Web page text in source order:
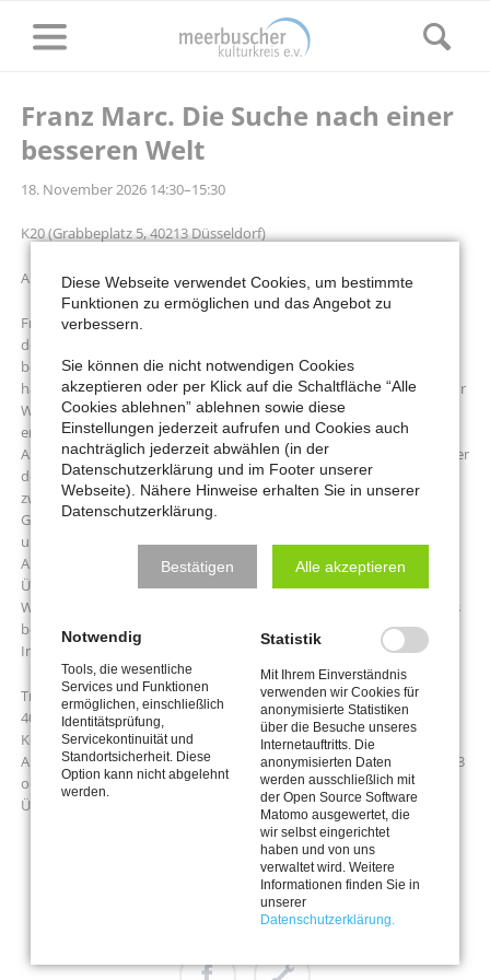
Franz Marc. Die Suche nach einer
besseren Welt
18. November 2026 14:30–15:30
K20 (Grabbeplatz 5, 40213 Düsseldorf)
Ausstellungsführung mit Dr. Margot Klütsch
Franz Marc (1880-1916) zählt zu den bedeutendsten Vertretern des
deutschen Expressionismus. Besonders seine Tierdarstellungen
begeistern mit leuchtenden Farben. In ihrer engen und
harmonischen Verbundenheit mit der Natur sind sie Gegenbilder zur
Welt der Moderne. Marc war nicht nur Maler, sondern auch
engagierter Netzwerker. Mit Wassily Kandinsky gab er 1912 den
Almanach “Der Blaue Reiter” heraus und gilt als einer der Wegbereiter
der modernen Kunst in Deutschland. In seinem kurzen Schaffen
zwischen 1904 und 1914 ging Marc den Weg von stilisierter
Gegenständlichkeit zu kubistischer Formauflösung. Sein Werk blieb
unvollendet: Marc fiel im Ersten Weltkrieg vor Verdun. Die
Ausstellung in der Kunstsammlung K 20 gibt einen umfassenden
Überblick über Marcs Schaffen und ist die erste monografische
Würdigung des Künstlers seit mehr als zwanzig Jahren. Im Anschluss
besteht die Möglichkeit, gemeinsam Kaffee zu trinken. Falls Sie
Interesse haben, bitte bei der Anmeldung direkt mitteilen!
Treffpunkt: 14:15 Uhr im Eingangsbereich des K20, Grabbeplatz 5,
40213 Düsseldorf
Kosten: 22 € Mitglieder, 24 € Gäste (mit ArtCard 12/14 €)
Anmeldung: bis 28.10.2026 bei Christa Ahrens-Wilke, Tel. 02159 50543
oder
christa.ahrens-wilke@meerbuscher-kulturkreis.de
Überweisung: bis 04.11.2026 auf das MKK-Konto
Diese Webseite verwendet Cookies, um bestimmte
Funktionen zu ermöglichen und das Angebot zu
verbessern.
Sie können die nicht notwendigen Cookies
akzeptieren oder per Klick auf die Schaltfläche “Alle
Cookies ablehnen” ablehnen sowie diese
Einstellungen jederzeit aufrufen und Cookies auch
nachträglich jederzeit abwählen (in der
Datenschutzerklärung und im Footer unserer
Webseite). Nähere Hinweise erhalten Sie in unserer
Datenschutzerklärung.
Bestätigen Alle akzeptieren
Notwendig
Tools, die wesentliche
Services und Funktionen
ermöglichen, einschließlich
Identitätsprüfung,
Servicekontinuität und
Standortsicherheit. Diese
Option kann nicht abgelehnt
werden.
Statistik
Mit Ihrem Einverständnis
verwenden wir Cookies für
anonymisierte Statistiken
über die Besuche unseres
Internetauftritts. Die
anonymisierten Daten
werden ausschließlich mit
der Open Source Software
Matomo ausgewertet, die
wir selbst eingerichtet
haben und von uns
verwaltet wird. Weitere
Informationen finden Sie in
unserer
Datenschutzerklärung.